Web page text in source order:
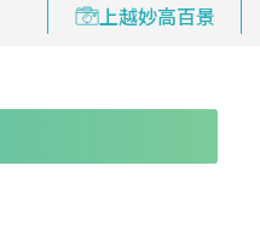
新着ウォッチ 編集部
上越妙高百景
プレミアム会員